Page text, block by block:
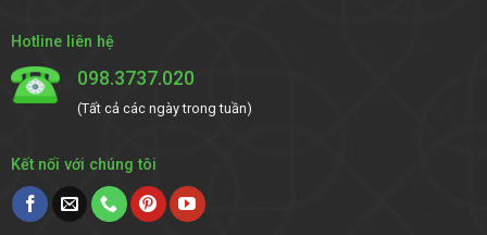
Hotline liên hệ
098.3737.020
(Tất cả các ngày trong tuần)
Kết nối với chúng tôi